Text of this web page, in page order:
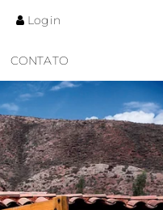
Login
CONTATO